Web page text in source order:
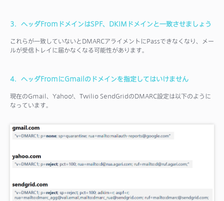
3．ヘッダFromドメインはSPF、DKIMドメインと一致させましょう
これらが一致していないとDMARCアライメントにPassできなくなり、メー
ルが受信トレイに届かなくなる可能性があります。
4．ヘッダFromにGmailのドメインを指定してはいけません
現在のGmail、Yahoo!、Twilio SendGridのDMARC設定は以下のように
なっています。